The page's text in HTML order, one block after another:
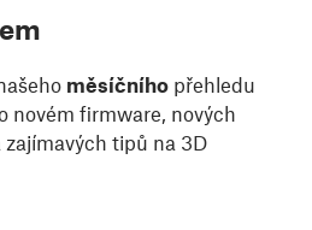
měsíčního přehledu
novém firmware, nových
zajímavých tipů na 3D